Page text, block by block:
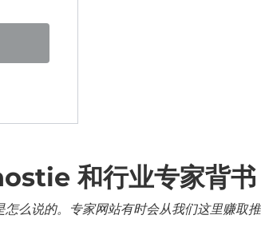
和行业专家背书
么说的。专家网站有时会从我们这里赚取推